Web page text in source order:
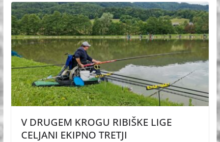
V DRUGEM KROGU RIBIŠKE LIGE
CELJANI EKIPNO TRETJI